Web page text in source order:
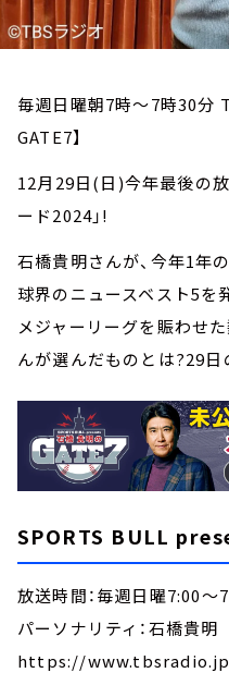
毎週日曜朝7時～7時30分
GATE7】
12月29日(日)今年最後の
ード2024」!
石橋貴明さんが、今年1年
球界のニュースベスト5を
メジャーリーグを賑わせ
んが選んだものとは?29
SPORTS BULL
放送時間：毎週日曜7:00～
パーソナリティ：石橋貴明
https://